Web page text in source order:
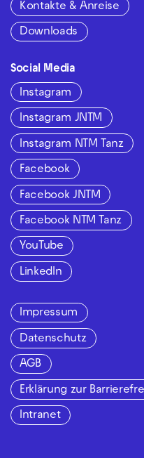
Kontakte & Anreise
Downloads
Social Media
Instagram
Instagram JNTM
Instagram NTM Tanz
Facebook
Facebook JNTM
Facebook NTM Tanz
YouTube
LinkedIn
Impressum
Datenschutz
AGB
Erklärung zur
Intranet